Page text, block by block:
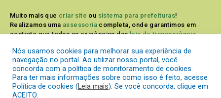
Muito mais que criar site ou sistema para prefeituras!
Realizamos uma assessoria completa, onde garantimos em
contrato que todas as exigências dasleis de transparência
Conheça oPNTPe oRadar da Transparência Pública
Nós usamos cookies para melhorar sua experiência de
navegação no portal. Ao utilizar nosso portal, você
concorda com a política de monitoramento de cookies.
Para ter mais informações sobre como isso é feito, acesse
Política de cookies (Leia mais). Se você concorda, clique em
ACEITO.